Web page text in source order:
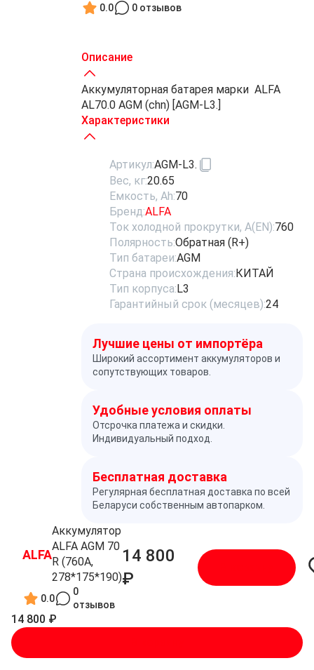
0.0 0 отзывов
Описание
Аккумуляторная батарея марки ALFA
AL70.0 AGM (chn) [AGM-L3.]
Характеристики
Артикул:AGM-L3.
Вес, кг:20.65
Емкость, Ah:70
Бренд:ALFA
Ток холодной прокрутки, A(EN):760
Полярность:Обратная (R+)
Тип батареи:AGM
Страна происхождения:КИТАЙ
Тип корпуса:L3
Гарантийный срок (месяцев):24
Лучшие цены от импортёра
Широкий ассортимент аккумуляторов и
сопутствующих товаров.
Удобные условия оплаты
Отсрочка платежа и скидки.
Индивидуальный подход.
Бесплатная доставка
Регулярная бесплатная доставка по всей
Беларуси собственным автопарком.
ALFA
Аккумулятор
ALFA AGM 70
R (760A,
278*175*190)
0.0
0
отзывов
14 800
₽
14 800 ₽